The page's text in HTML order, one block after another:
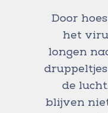
Door
het
longen
de
blijven